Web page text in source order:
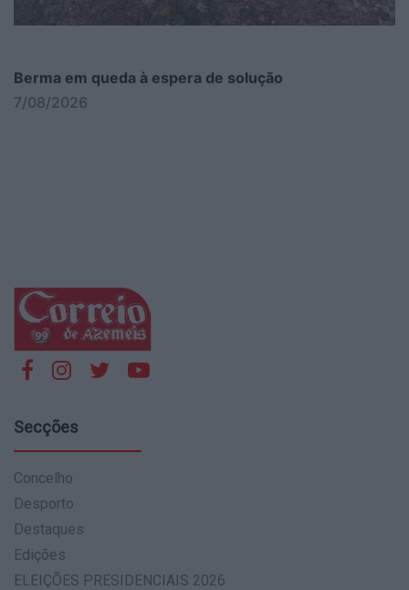
Berma em queda à espera de solução
7/08/2026
Secções
Concelho
Desporto
Destaques
Edições
ELEIÇÕES PRESIDENCIAIS 2026